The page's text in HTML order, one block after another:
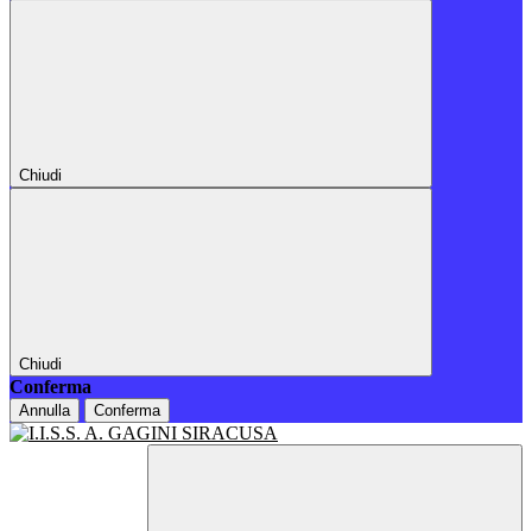
Chiudi
Chiudi
Conferma
Annulla Conferma